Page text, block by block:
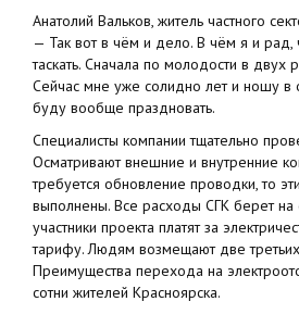
Анатолий Вальков, житель частного
— Так вот в чём и дело. В чём я и рад,
таскать. Сначала по молодости в двух
Сейчас мне уже солидно лет и ношу в
буду вообще праздновать.
Специалисты компании тщательно
Осматривают внешние и внутренние
требуется обновление проводки, то
выполнены. Все расходы СГК берет на
участники проекта платят за
тарифу. Людям возмещают две третьих
Преимущества перехода на
сотни жителей Красноярска.